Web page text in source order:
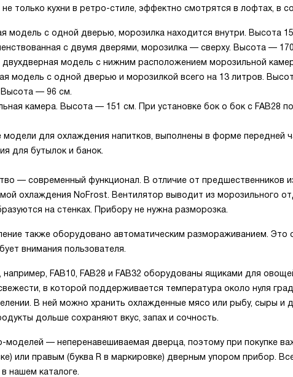
только кухни в ретро-стиле, эффектно смотрятся в лофтах, в
модель с одной дверью, морозилка находится внутри. Высота
с двумя дверями, морозилка — сверху. Высота —
двухдверная модель с нижним расположением морозильной
модель с одной дверью и морозилкой всего на 13 литров.
— 96 см.
камера. Высота — 151 см. При установке бок о бок с FAB28
для охлаждения напитков, выполнены в форме передней
для бутылок и банок.
— современный функционал. В отличие от предшественников
охлаждения NoFrost. Вентилятор выводит из морозильного
на стенках. Прибору не нужна разморозка.
также оборудовано автоматическим размораживанием. Это
внимания пользователя.
FAB10, FAB28 и FAB32 оборудованы ящиками для
в которой поддерживается температура около нуля
В ней можно хранить охлажденные мясо или рыбу, сыры и
дольше сохраняют вкус, запах и сочность.
моделей — неперенавешиваемая дверца, поэтому при покупке
или правым (буква R в маркировке) дверным упором прибор.
нашем каталоге.